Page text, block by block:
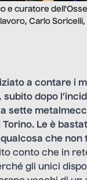
e curatore
Carlo
a contare i
subito dopo
sette
Le è
che non
conto che in
gli unici